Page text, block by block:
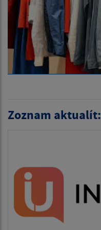
Zoznam aktualít: